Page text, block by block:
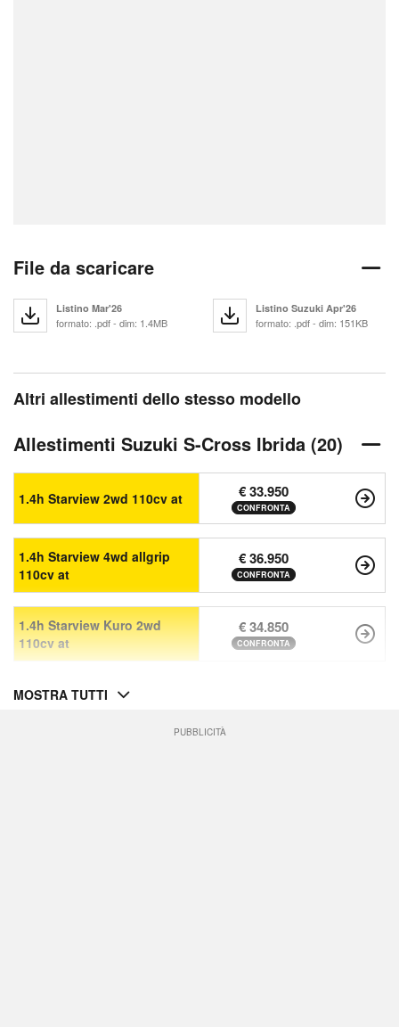
File da scaricare
Listino Mar'26
formato: .pdf - dim: 1.4MB
Listino Suzuki Apr'26
formato: .pdf - dim: 151KB
Altri allestimenti dello stesso modello
Allestimenti Suzuki S-Cross Ibrida (20)
1.4h Starview 2wd 110cv at € 33.950
CONFRONTA
1.4h Starview 4wd allgrip
110cv at
€ 36.950
CONFRONTA
1.4h Starview Kuro 2wd
110cv at
€ 34.850
CONFRONTA
MOSTRA TUTTI
PUBBLICITÀ